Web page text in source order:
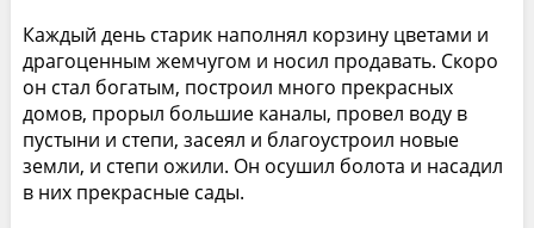
Каждый день старик наполнял корзину цветами и
драгоценным жемчугом и носил продавать. Скоро
он стал богатым, построил много прекрасных
домов, прорыл большие каналы, провел воду в
пустыни и степи, засеял и благоустроил новые
земли, и степи ожили. Он осушил болота и насадил
в них прекрасные сады.